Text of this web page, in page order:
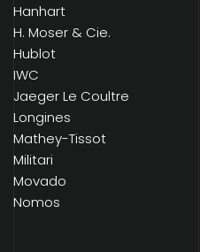
Hanhart
H. Moser & Cie.
Hublot
IWC
Jaeger Le Coultre
Longines
Mathey-Tissot
Militari
Movado
Nomos